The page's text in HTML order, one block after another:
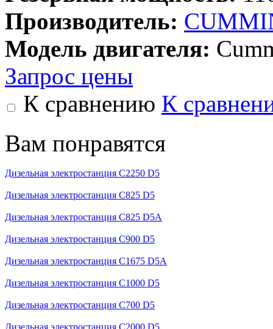
Производитель:
Модель двигателя:
Запрос цены
К сравнению К
Вам понравятся
Дизельная электростанция C2250 D5
Дизельная электростанция C825 D5
Дизельная электростанция C825 D5A
Дизельная электростанция C900 D5
Дизельная электростанция C1675 D5A
Дизельная электростанция C1000 D5
Дизельная электростанция C700 D5
Дизельная электростанция C2000 D5